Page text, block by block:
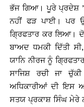
ਭੱਜ ਗਿਆ। ਪੂਰੇ ਪ੍ਰਦੇਸ਼
ਨਹੀਂ ਫੜ ਪਾਈ। ਪਰ
ਗ੍ਰਿਫਤਾਰ ਕਰ ਲਿਆ।
ਬਾਅਦ ਧਮਕੀ ਦਿੱਤੀ
ਯਾਨਿ ਨੀਰਜ ਨੂੰ
ਸਾਜਿਸ਼ ਰਚੀ ਜਾ
ਅਧਿਕਾਰੀਆਂ ਦੀ ਇਸ
ਸਤਯ ਪ੍ਰਕਾਸ਼ ਸਿੰਘ ਮੇਰੇ